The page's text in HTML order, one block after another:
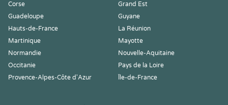
Corse
Grand Est
Guadeloupe
Guyane
Hauts-de-France
La Réunion
Martinique
Mayotte
Normandie
Nouvelle-Aquitaine
Occitanie
Pays de la Loire
Provence-Alpes-Côte d'Azur
Île-de-France